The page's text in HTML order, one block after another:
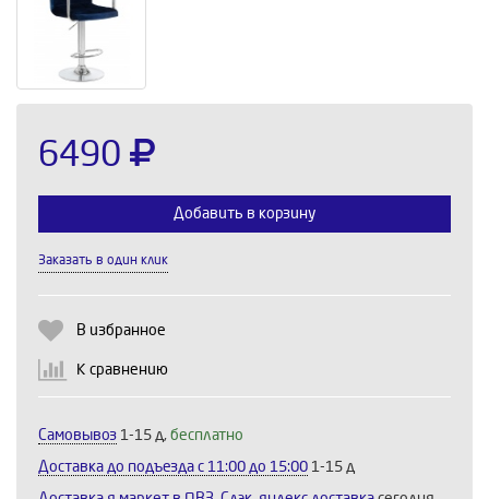
6490
Добавить в корзину
Заказать в один клик
В избранное
К сравнению
Самовывоз 1-15 д, бесплатно
Доставка до подъезда c 11:00 до 15:00 1-15 д